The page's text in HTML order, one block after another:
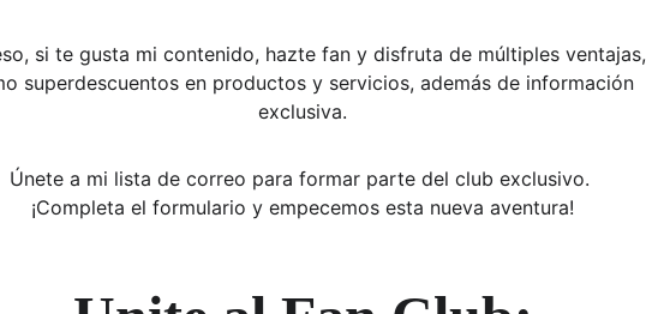
si te gusta mi contenido, hazte fan y disfruta de múltiples ventajas,
superdescuentos en productos y servicios, además de información
exclusiva.
Únete a mi lista de correo para formar parte del club exclusivo.
¡Completa el formulario y empecemos esta nueva aventura!